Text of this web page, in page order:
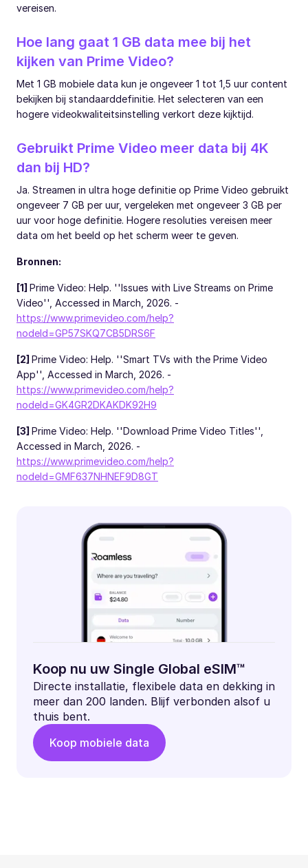
vereisen.
Hoe lang gaat 1 GB data mee bij het
kijken van Prime Video?
Met 1 GB mobiele data kun je ongeveer 1 tot 1,5 uur content
bekijken bij standaarddefinitie. Het selecteren van een
hogere videokwaliteitsinstelling verkort deze kijktijd.
Gebruikt Prime Video meer data bij 4K
dan bij HD?
Ja. Streamen in ultra hoge definitie op Prime Video gebruikt
ongeveer 7 GB per uur, vergeleken met ongeveer 3 GB per
uur voor hoge definitie. Hogere resoluties vereisen meer
data om het beeld op het scherm weer te geven.
Bronnen:
[1] Prime Video: Help. ''Issues with Live Streams on Prime
Video'', Accessed in March, 2026. -
https://www.primevideo.com/help?
nodeId=GP57SKQ7CB5DRS6F
[2] Prime Video: Help. ''Smart TVs with the Prime Video
App'', Accessed in March, 2026. -
https://www.primevideo.com/help?
nodeId=GK4GR2DKAKDK92H9
[3] Prime Video: Help. ''Download Prime Video Titles'',
Accessed in March, 2026. -
https://www.primevideo.com/help?
nodeId=GMF637NHNEF9D8GT
Koop nu uw Single Global eSIM™
Directe installatie, flexibele data en dekking in
meer dan 200 landen. Blijf verbonden alsof u
thuis bent.
Koop mobiele data